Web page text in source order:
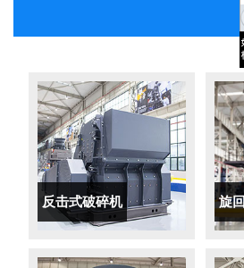
反击式破碎机 旋